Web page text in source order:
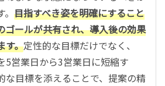
目指すべき姿を明確にすること
ゴールが共有され、導入後の効果
す。定性的な目標だけでなく、
5営業日から3営業日に短縮す
な目標を添えることで、提案の精